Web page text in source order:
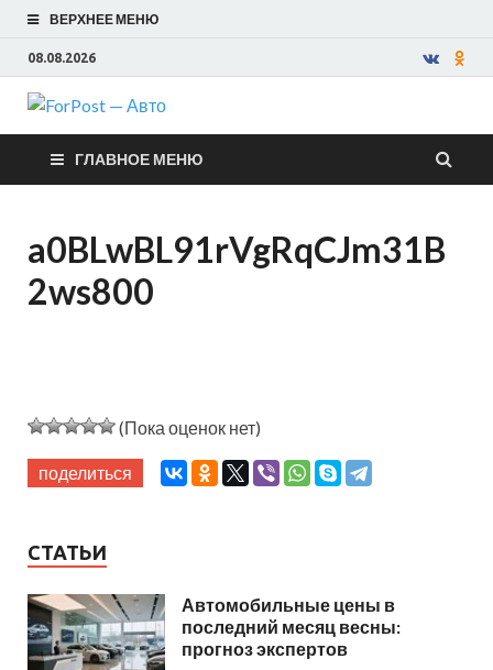
ВЕРХНЕЕ МЕНЮ
08.08.2026
ForPost —
Авто
ГЛАВНОЕ МЕНЮ
a0BLwBL91rVgRqCJm31B
2ws800
(Пока оценок нет)
поделиться
СТАТЬИ
Автомобильные цены в
последний месяц весны:
прогноз экспертов